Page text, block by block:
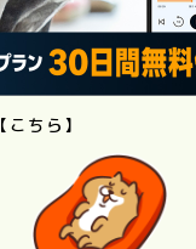
【こちら】